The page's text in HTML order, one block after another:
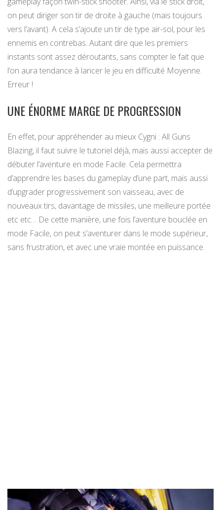
on peut diriger son tir de droite à gauche (mais toujours
vers l’avant). A cela s’ajoute un tir de type air-sol, pour les
ennemis en contrebas. Autant dire que les premiers
instants sont assez déroutants, sans compter le fait que
l’on aura tendance à lancer le jeu en difficulté Moyenne.
Erreur !
UNE ÉNORME MARGE DE PROGRESSION
En effet, pour appréhender au mieux Cygni : All Guns
Blazing, il faut suivre le tutoriel déjà, mais aussi accepter de
débuter l’aventure en mode Facile. Cela permettra
d’apprendre les bases du gameplay d’une part, mais aussi
d’upgrader progressivement son vaisseau, avec de
nouveaux tirs, davantage de missiles, une meilleure portée
etc etc… De cette manière, une fois l’aventure bouclée en
mode Facile, on peut s’aventurer dans le mode supérieur,
sans frustration, et avec une vraie montée en puissance.